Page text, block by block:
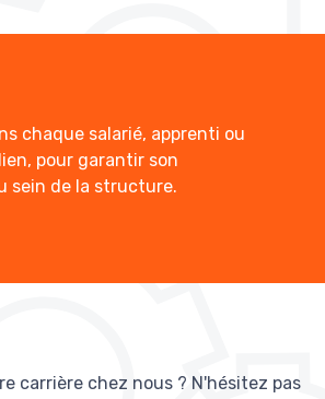
chaque salarié, apprenti ou
pour garantir son
sein de la structure.
carrière chez nous ? N'hésitez pas